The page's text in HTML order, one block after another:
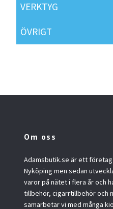
VERKTYG
ÖVRIGT
Om oss
Adamsbutik.se är ett
Nyköping men sedan
varor på nätet i flera år och
tillbehör, cigarrtillbehör och
samarbetar vi med många